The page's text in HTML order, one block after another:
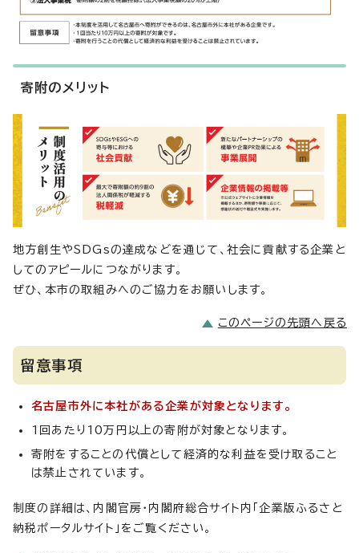
寄附のメリット
地方創生やSDGsの達成などを通じて、社会に貢献する企業と
してのアピールにつながります。
ぜひ、本市の取組みへのご協力をお願いします。
このページの先頭へ戻る
留意事項
名古屋市外に本社がある企業が対象となります。
1回あたり10万円以上の寄附が対象となります。
寄附をすることの代償として経済的な利益を受け取ること
は禁止されています。
制度の詳細は、内閣官房・内閣府総合サイト内「企業版ふるさと
納税ポータルサイト」をご覧ください。